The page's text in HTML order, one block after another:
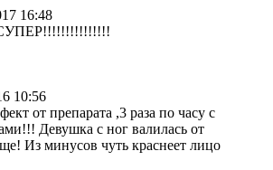
16:48
СУПЕР!!!!!!!!!!!!!!!
10:56
от препарата ,3 раза по часу с
Девушка с ног валилась от
Из минусов чуть краснеет лицо